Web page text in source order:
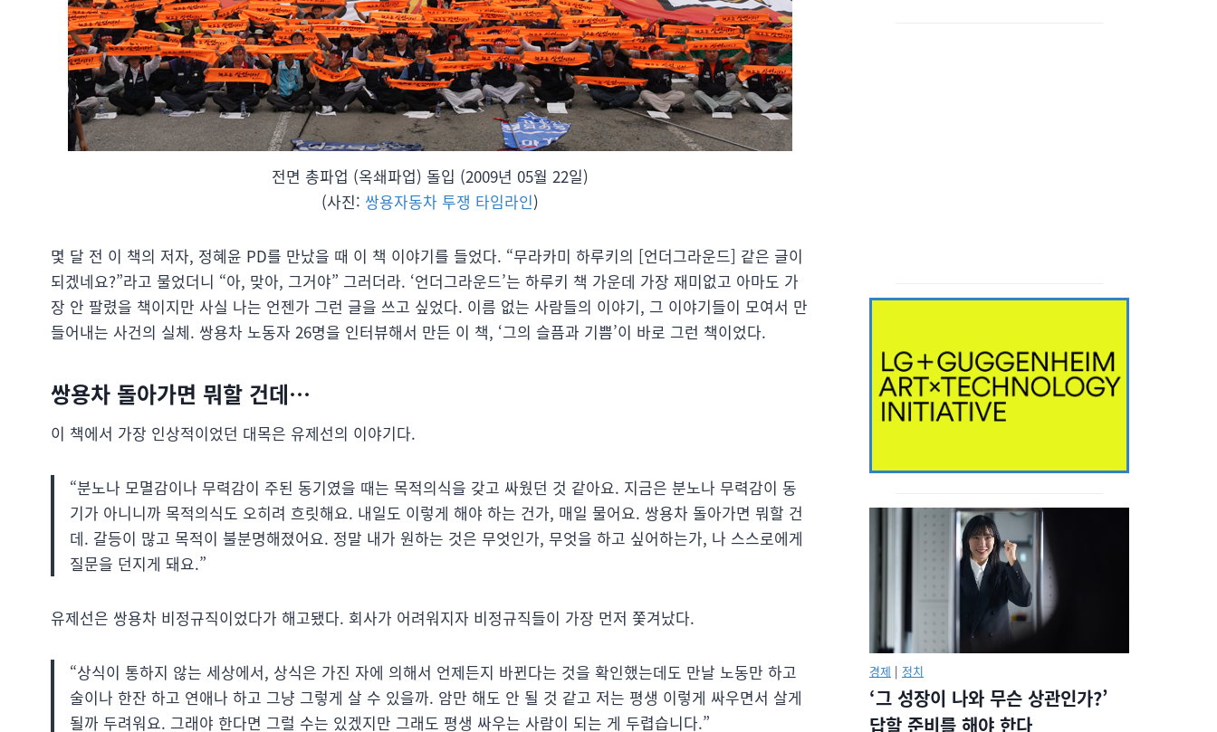
전면 총파업 (옥쇄파업) 돌입 (2009년 05월 22일)
(사진: 쌍용자동차 투쟁 타임라인)
몇 달 전 이 책의 저자, 정혜윤 PD를 만났을 때 이 책 이야기를 들었다. “무라카미 하루키의 [언더그라운드] 같은 글이
되겠네요?”라고 물었더니 “아, 맞아, 그거야” 그러더라. ‘언더그라운드’는 하루키 책 가운데 가장 재미없고 아마도 가
장 안 팔렸을 책이지만 사실 나는 언젠가 그런 글을 쓰고 싶었다. 이름 없는 사람들의 이야기, 그 이야기들이 모여서 만
들어내는 사건의 실체. 쌍용차 노동자 26명을 인터뷰해서 만든 이 책, ‘그의 슬픔과 기쁨’이 바로 그런 책이었다.
쌍용차 돌아가면 뭐할 건데…
이 책에서 가장 인상적이었던 대목은 유제선의 이야기다.
“분노나 모멸감이나 무력감이 주된 동기였을 때는 목적의식을 갖고 싸웠던 것 같아요. 지금은 분노나 무력감이 동
기가 아니니까 목적의식도 오히려 흐릿해요. 내일도 이렇게 해야 하는 건가, 매일 물어요. 쌍용차 돌아가면 뭐할 건
데. 갈등이 많고 목적이 불분명해졌어요. 정말 내가 원하는 것은 무엇인가, 무엇을 하고 싶어하는가, 나 스스로에게
질문을 던지게 돼요.”
유제선은 쌍용차 비정규직이었다가 해고됐다. 회사가 어려워지자 비정규직들이 가장 먼저 쫓겨났다.
“상식이 통하지 않는 세상에서, 상식은 가진 자에 의해서 언제든지 바뀐다는 것을 확인했는데도 만날 노동만 하고
술이나 한잔 하고 연애나 하고 그냥 그렇게 살 수 있을까. 암만 해도 안 될 것 같고 저는 평생 이렇게 싸우면서 살게
될까 두려워요. 그래야 한다면 그럴 수는 있겠지만 그래도 평생 싸우는 사람이 되는 게 두렵습니다.”
경제 | 정치
‘그 성장이 나와 무슨 상관인가?’
답할 준비를 해야 한다